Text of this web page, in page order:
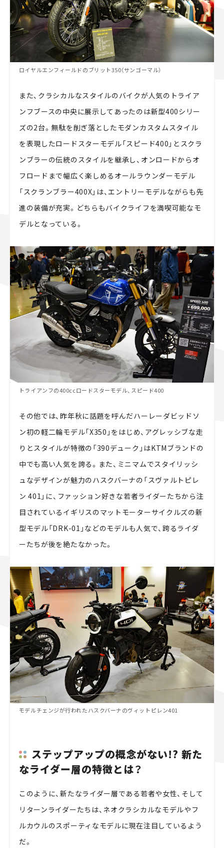
ロイヤルエンフィールドのブリット350（サンゴーマル）
また、クラシカルなスタイルのバイクが人気のトライア
ンフブースの中央に展示してあったのは新型400シリー
ズの2台。無駄を削ぎ落としたモダンカスタムスタイル
を表現したロードスターモデル「スピード400」とスクラ
ンブラーの伝統のスタイルを継承し、オンロードからオ
フロードまで幅広く楽しめるオールラウンダーモデル
「スクランブラー400X」は、エントリーモデルながらも先
進の装備が充実。どちらもバイクライフを満喫可能なモ
デルとなっている。
トライアンフの400ccロードスターモデル、スピード400
その他では、昨年秋に話題を呼んだハーレーダビッドソ
ン初の軽二輪モデル「X350」をはじめ、アグレッシブな走
りとスタイルが特徴の「390デューク」はKTMブランドの
中でも高い人気を誇る。また、ミニマムでスタイリッシ
ュなデザインが魅力のハスクバーナの「スヴァルトピレ
ン 401」に、ファッション好きな若者ライダーたちから注
目されているイギリスのマットモーターサイクルズの新
型モデル「DRK-01」などのモデルも人気で、跨るライダ
ーたちが後を絶たなかった。
モデルチェンジが行われたハスクバーナのヴィットピレン401
ステップアップの概念がない!? 新た
なライダー層の特徴とは？
このように、新たなライダー層である若者や女性、そして
リターンライダーたちは、ネオクラシカルなモデルやフ
ルカウルのスポーティなモデルに現在注目しているよう
だ。